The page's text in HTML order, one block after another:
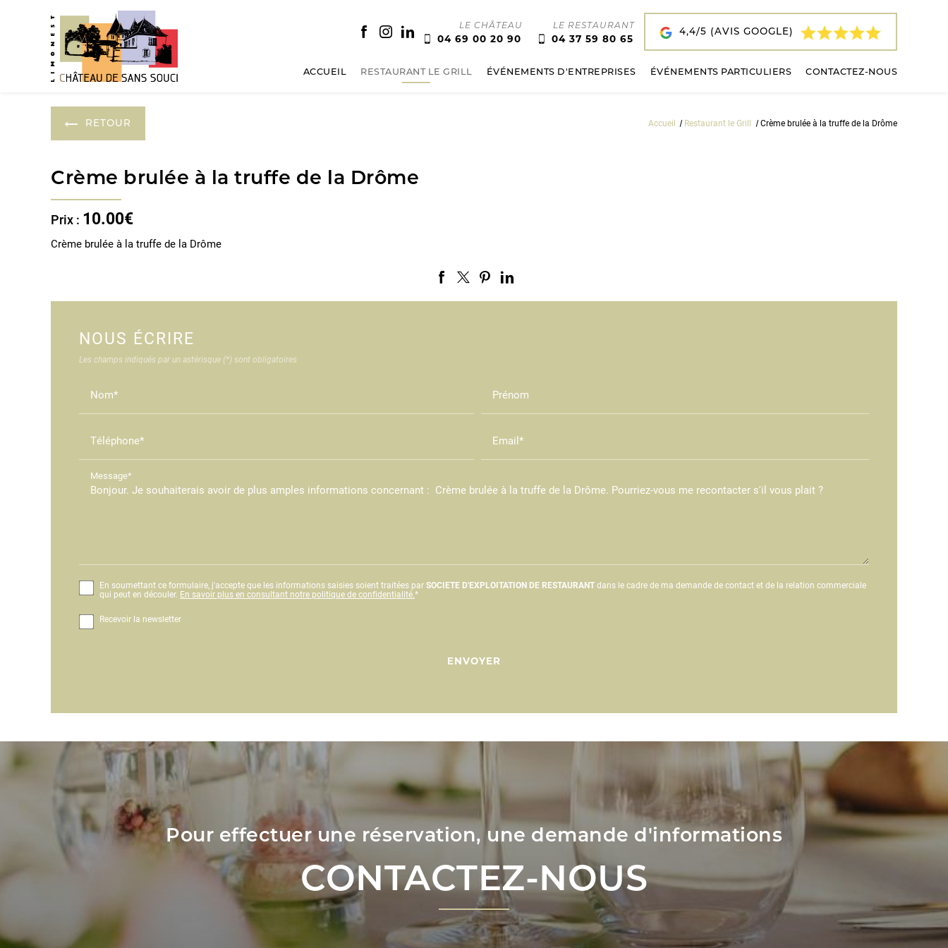
04 69 00 20 90 04 37 59 80 65
4,4/5 (AVIS GOOGLE)
ACCUEIL RESTAURANT LE GRILL ÉVÉNEMENTS D'ENTREPRISES ÉVÉNEMENTS PARTICULIERS CONTACTEZ-NOUS
Accueil Restaurant le Grill Crème brulée à la truffe de la Drôme
RETOUR
Crème brulée à la truffe de la Drôme
Prix : 10.00€
Crème brulée à la truffe de la Drôme
NOUS ÉCRIRE
Les champs indiqués par un astérisque (*) sont obligatoires
Nom* Prénom
Téléphone* Email*
Message*
En soumettant ce formulaire, j'accepte que les informations saisies soient traitées parSOCIETE D'EXPLOITATION DE RESTAURANTdans le cadre de ma demande de contact et de la relation commerciale
qui peut en découler. En savoir plus en consultant notre politique de confidentialité.*
Recevoir la newsletter
Pour effectuer une réservation, une demande d'informations
CONTACTEZ-NOUS